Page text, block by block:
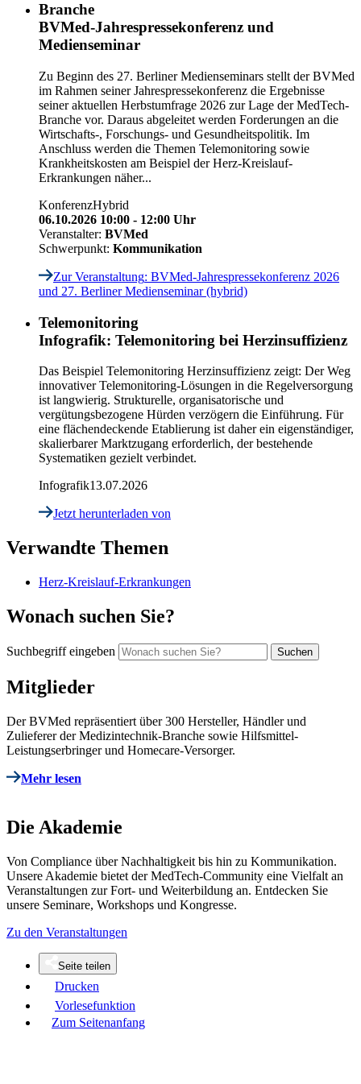
Branche
BVMed-Jahrespressekonferenz und
Medienseminar
Zu Beginn des 27. Berliner Medienseminars stellt der BVMed
im Rahmen seiner Jahrespressekonferenz die Ergebnisse
seiner aktuellen Herbstumfrage 2026 zur Lage der MedTech-
Branche vor. Daraus abgeleitet werden Forderungen an die
Wirtschafts-, Forschungs- und Gesundheitspolitik. Im
Anschluss werden die Themen Telemonitoring sowie
Krankheitskosten am Beispiel der Herz-Kreislauf-
Erkrankungen näher...
KonferenzHybrid
06.10.2026 10:00 - 12:00 Uhr
Veranstalter: BVMed
Schwerpunkt: Kommunikation
Zur Veranstaltung: BVMed-Jahrespressekonferenz 2026
und 27. Berliner Medienseminar (hybrid)
Telemonitoring
Infografik: Telemonitoring bei Herzinsuffizienz
Das Beispiel Telemonitoring Herzinsuffizienz zeigt: Der Weg
innovativer Telemonitoring-Lösungen in die Regelversorgung
ist langwierig. Strukturelle, organisatorische und
vergütungsbezogene Hürden verzögern die Einführung. Für
eine flächendeckende Etablierung ist daher ein eigenständiger,
skalierbarer Marktzugang erforderlich, der bestehende
Systematiken gezielt verbindet.
Infografik13.07.2026
Jetzt herunterladen von
Verwandte Themen
Herz-Kreislauf-Erkrankungen
Wonach suchen Sie?
Suchbegriff eingeben
Mitglieder
Der BVMed repräsentiert über 300 Hersteller, Händler und
Zulieferer der Medizintechnik-Branche sowie Hilfsmittel-
Leistungserbringer und Homecare-Versorger.
Mehr lesen
Die Akademie
Von Compliance über Nachhaltigkeit bis hin zu Kommunikation.
Unsere Akademie bietet der MedTech-Community eine Vielfalt an
Veranstaltungen zur Fort- und Weiterbildung an. Entdecken Sie
unsere Seminare, Workshops und Kongresse.
Zu den Veranstaltungen
Seite teilen
Drucken
Vorlesefunktion
Zum Seitenanfang